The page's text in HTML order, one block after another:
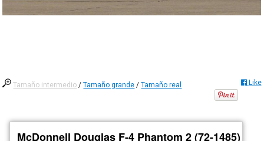
Tamaño intermedio /Tamaño grande /Tamaño real Like
McDonnell Douglas F-4 Phantom 2 (72-1485)